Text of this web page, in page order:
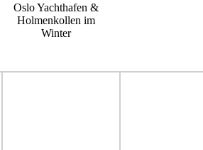
Oslo Yachthafen &
Holmenkollen im
Winter